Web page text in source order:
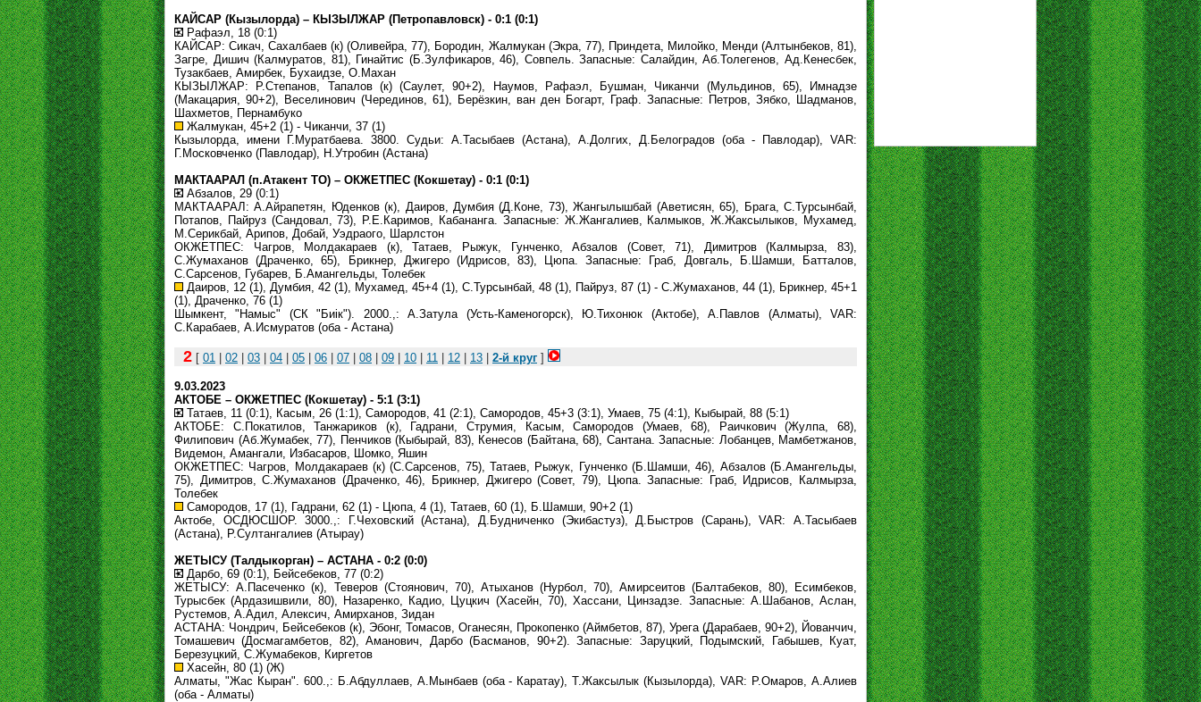
КАЙСАР (Кызылорда) – КЫЗЫЛЖАР (Петропавловск) - 0:1 (0:1)
Рафаэл, 18 (0:1)
КАЙСАР: Сикач, Сахалбаев (к) (Оливейра, 77), Бородин, Жалмукан (Экра, 77), Приндета, Милойко, Менди (Алтынбеков, 81),
Загре, Дишич (Калмуратов, 81), Гинайтис (Б.Зулфикаров, 46), Совпель. Запасные: Салайдин, Аб.Толегенов, Ад.Кенесбек,
Тузакбаев, Амирбек, Бухаидзе, О.Махан
КЫЗЫЛЖАР: Р.Степанов, Тапалов (к) (Саулет, 90+2), Наумов, Рафаэл, Бушман, Чиканчи (Мульдинов, 65), Имнадзе
(Макацария, 90+2), Веселинович (Черединов, 61), Берёзкин, ван ден Богарт, Граф. Запасные: Петров, Зябко, Шадманов,
Шахметов, Пернамбуко
Жалмукан, 45+2 (1) - Чиканчи, 37 (1)
Кызылорда, имени Г.Муратбаева. 3800. Судьи: А.Тасыбаев (Астана), А.Долгих, Д.Белоградов (оба - Павлодар), VAR:
Г.Московченко (Павлодар), Н.Утробин (Астана)
МАКТААРАЛ (п.Атакент ТО) – ОКЖЕТПЕС (Кокшетау) - 0:1 (0:1)
Абзалов, 29 (0:1)
МАКТААРАЛ: А.Айрапетян, Юденков (к), Даиров, Думбия (Д.Коне, 73), Жангылышбай (Аветисян, 65), Брага, С.Турсынбай,
Потапов, Пайруз (Сандовал, 73), Р.Е.Каримов, Кабананга. Запасные: Ж.Жангалиев, Калмыков, Ж.Жаксылыков, Мухамед,
М.Серикбай, Арипов, Добай, Уэдраого, Шарлстон
ОКЖЕТПЕС: Чагров, Молдакараев (к), Татаев, Рыжук, Гунченко, Абзалов (Совет, 71), Димитров (Калмырза, 83),
С.Жумаханов (Драченко, 65), Брикнер, Джигеро (Идрисов, 83), Цюпа. Запасные: Граб, Довгаль, Б.Шамши, Батталов,
С.Сарсенов, Губарев, Б.Амангельды, Толебек
Даиров, 12 (1), Думбия, 42 (1), Мухамед, 45+4 (1), С.Турсынбай, 48 (1), Пайруз, 87 (1) - С.Жумаханов, 44 (1), Брикнер, 45+1
(1), Драченко, 76 (1)
Шымкент, "Намыс" (СК "Биік"). 2000.,: А.Затула (Усть-Каменогорск), Ю.Тихонюк (Актобе), А.Павлов (Алматы), VAR:
С.Карабаев, А.Исмуратов (оба - Астана)
2 [ 01 02 03 04 05 06 07 08 09 10 11 12 13 2-й круг ]
9.03.2023
АКТОБЕ – ОКЖЕТПЕС (Кокшетау) - 5:1 (3:1)
Татаев, 11 (0:1), Касым, 26 (1:1), Самородов, 41 (2:1), Самородов, 45+3 (3:1), Умаев, 75 (4:1), Кыбырай, 88 (5:1)
АКТОБЕ: С.Покатилов, Танжариков (к), Гадрани, Струмия, Касым, Самородов (Умаев, 68), Раичкович (Жулпа, 68),
Филипович (Аб.Жумабек, 77), Пенчиков (Кыбырай, 83), Кенесов (Байтана, 68), Сантана. Запасные: Лобанцев, Мамбетжанов,
Видемон, Амангали, Избасаров, Шомко, Яшин
ОКЖЕТПЕС: Чагров, Молдакараев (к) (С.Сарсенов, 75), Татаев, Рыжук, Гунченко (Б.Шамши, 46), Абзалов (Б.Амангельды,
75), Димитров, С.Жумаханов (Драченко, 46), Брикнер, Джигеро (Совет, 79), Цюпа. Запасные: Граб, Идрисов, Калмырза,
Толебек
Самородов, 17 (1), Гадрани, 62 (1) - Цюпа, 4 (1), Татаев, 60 (1), Б.Шамши, 90+2 (1)
Актобе, ОСДЮСШОР. 3000.,: Г.Чеховский (Астана), Д.Будниченко (Экибастуз), Д.Быстров (Сарань), VAR: А.Тасыбаев
(Астана), Р.Султангалиев (Атырау)
ЖЕТЫСУ (Талдыкорган) – АСТАНА - 0:2 (0:0)
Дарбо, 69 (0:1), Бейсебеков, 77 (0:2)
ЖЕТЫСУ: А.Пасеченко (к), Теверов (Стоянович, 70), Атыханов (Нурбол, 70), Амирсеитов (Балтабеков, 80), Есимбеков,
Турысбек (Ардазишвили, 80), Назаренко, Кадио, Цуцкич (Хасейн, 70), Хассани, Цинзадзе. Запасные: А.Шабанов, Аслан,
Рустемов, А.Адил, Алексич, Амирханов, Зидан
АСТАНА: Чондрич, Бейсебеков (к), Эбонг, Томасов, Оганесян, Прокопенко (Аймбетов, 87), Урега (Дарабаев, 90+2), Йованчич,
Томашевич (Досмагамбетов, 82), Аманович, Дарбо (Басманов, 90+2). Запасные: Заруцкий, Подымский, Габышев, Куат,
Березуцкий, С.Жумабеков, Киргетов
Хасейн, 80 (1) (Ж)
Алматы, "Жас Кыран". 600.,: Б.Абдуллаев, А.Мынбаев (оба - Каратау), Т.Жаксылык (Кызылорда), VAR: Р.Омаров, А.Алиев
(оба - Алматы)